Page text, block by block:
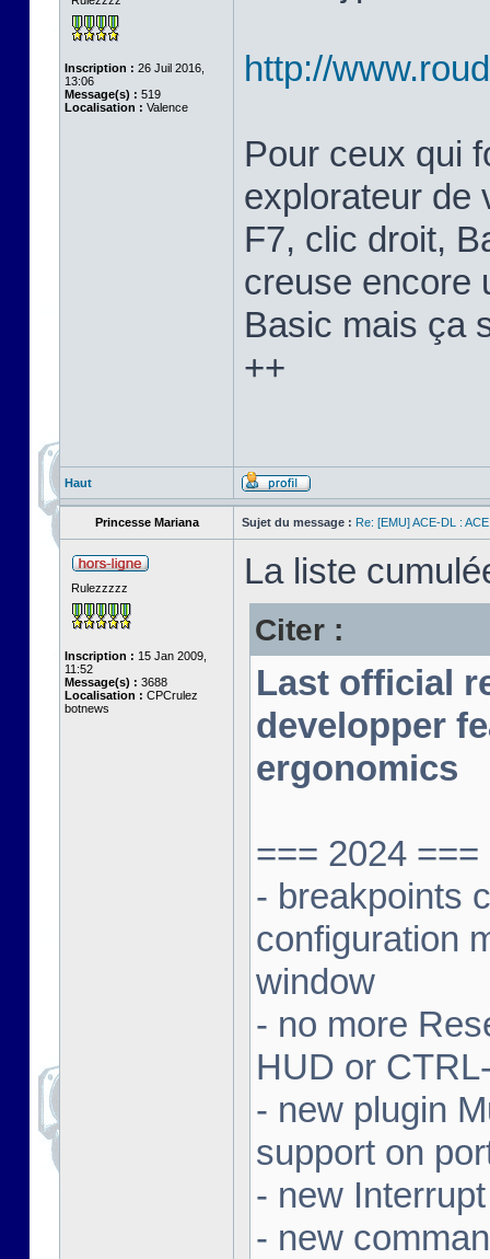
Inscription : 26 Juil 2016,
13:06
Message(s) : 519
Localisation : Valence
http://
Pour ceux qui
explorateur de
F7, clic droit,
creuse encore
Basic mais ça
++
Haut
Princesse Mariana Sujet du message : Re: [EMU] ACE-DL :
Rulezzzzz
Inscription : 15 Jan 2009,
11:52
Message(s) : 3688
Localisation : CPCrulez
botnews
La liste
Citer :
Last official
developper
ergonomics
=== 2024 ===
- breakpoints
configuration
window
- no more
HUD or
- new plugin
support on
- new
- new